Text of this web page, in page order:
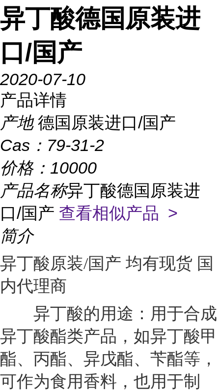
异丁酸德国原装进
口/国产
2020-07-10
产品详情
产地 德国原装进口/国产
Cas： 79-31-2
价格： 10000
产品名称异丁酸德国原装进
口/国产 查看相似产品 >
简介
异丁酸原装/国产 均有现货 国
内代理商
异丁酸的用途：用于合成
异丁酸酯类产品，如异丁酸甲
酯、丙酯、异戊酯、苄酯等，
可作为食用香料，也用于制